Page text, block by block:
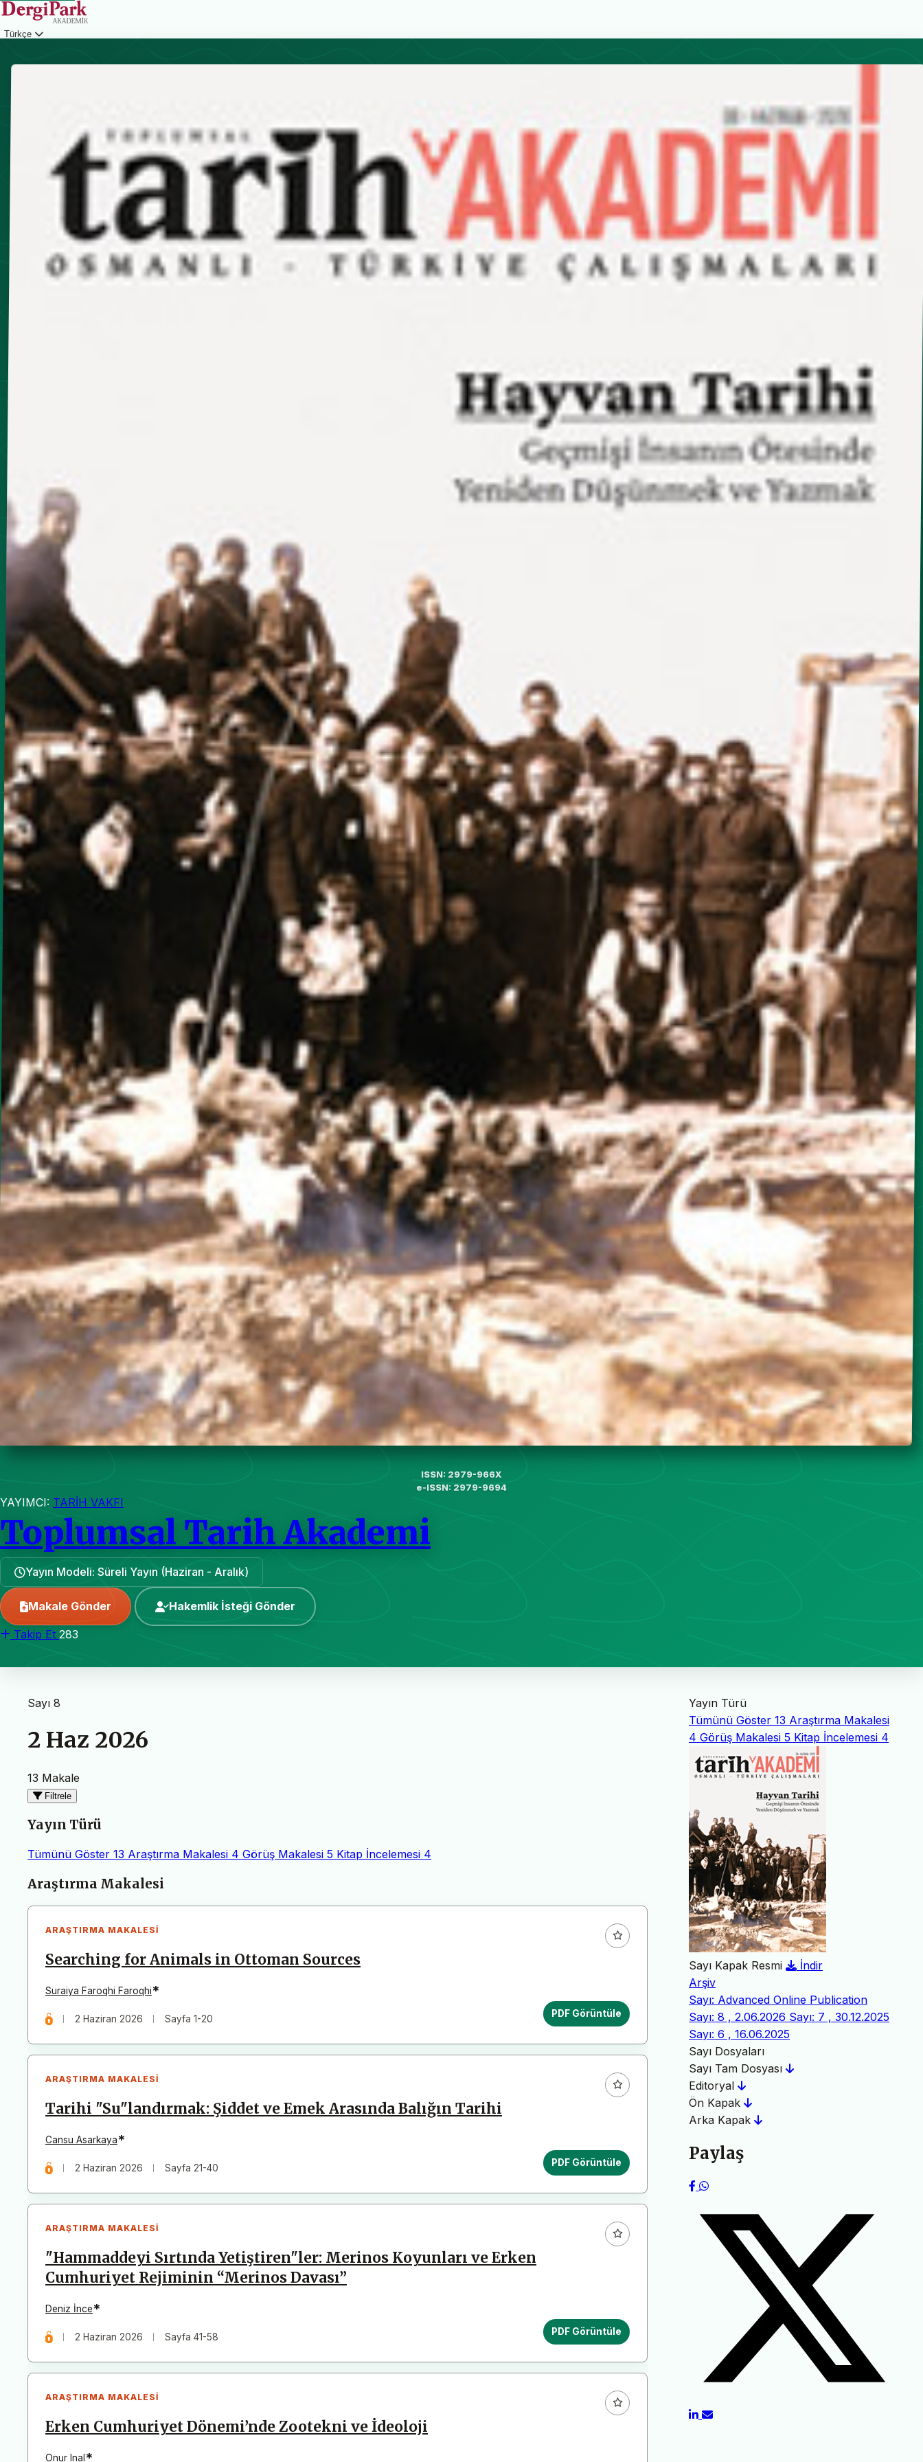
Türkçe
ISSN: 2979-966X
e-ISSN: 2979-9694
YAYIMCI: TARİH VAKFI
Toplumsal Tarih Akademi
Yayın Modeli: Süreli Yayın (Haziran - Aralık)
Makale Gönder Hakemlik İsteği Gönder
Takip Et 283
Sayı 8
2 Haz 2026
13 Makale
Filtrele
Yayın Türü
Tümünü Göster 13 Araştırma Makalesi 4 Görüş Makalesi 5 Kitap İncelemesi 4
Makaleler
Araştırma Makalesi
ARAŞTIRMA MAKALESI
Searching for Animals in Ottoman Sources
Suraiya Faroqhi Faroqhi*
2 Haziran 2026 Sayfa 1-20 PDF Görüntüle
ARAŞTIRMA MAKALESI
Tarihi "Su"landırmak: Şiddet ve Emek Arasında Balığın Tarihi
Cansu Asarkaya*
2 Haziran 2026 Sayfa 21-40 PDF Görüntüle
ARAŞTIRMA MAKALESI
"Hammaddeyi Sırtında Yetiştiren"ler: Merinos Koyunları ve Erken
Cumhuriyet Rejiminin “Merinos Davası”
Deniz İnce*
2 Haziran 2026 Sayfa 41-58 PDF Görüntüle
ARAŞTIRMA MAKALESI
Erken Cumhuriyet Dönemi’nde Zootekni ve İdeoloji
Onur Inal *
Yayın Türü
Tümünü Göster 13 Araştırma Makalesi
4 Görüş Makalesi 5 Kitap İncelemesi 4
Sayı Kapak Resmi
İndir
Arşiv
Sayı: Advanced Online Publication
Sayı: 8 , 2.06.2026 Sayı: 7 , 30.12.2025
Sayı: 6 , 16.06.2025
Sayı Dosyaları
Sayı Tam Dosyası
Editoryal
Ön Kapak
Arka Kapak
Paylaş